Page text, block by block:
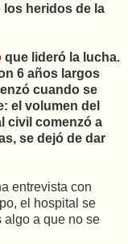
heridos de la
que lideró la lucha.
6 años largos
cuando se
el volumen del
civil comenzó a
se dejó de dar
entrevista con
el hospital se
a que no se